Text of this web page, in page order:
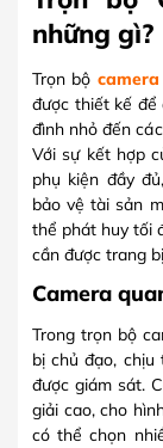
những gì?
Trọn bộ
được thiết kế để
đình nhỏ đến
Với sự kết hợp
phụ kiện đầy
bảo vệ tài sản
thể phát huy tối
cần được trang
Camera
Trong trọn bộ
bị chủ đạo,
được giám sát.
giải cao, cho
có thể chọn